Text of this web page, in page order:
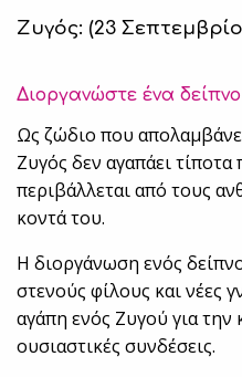
Ζυγός: (23
Διοργανώστε ένα
Ως ζώδιο που
Ζυγός δεν αγαπάει
περιβάλλεται από τους
κοντά του.
Η διοργάνωση ενός
στενούς φίλους και νέες
αγάπη ενός Ζυγού για την
ουσιαστικές συνδέσεις.